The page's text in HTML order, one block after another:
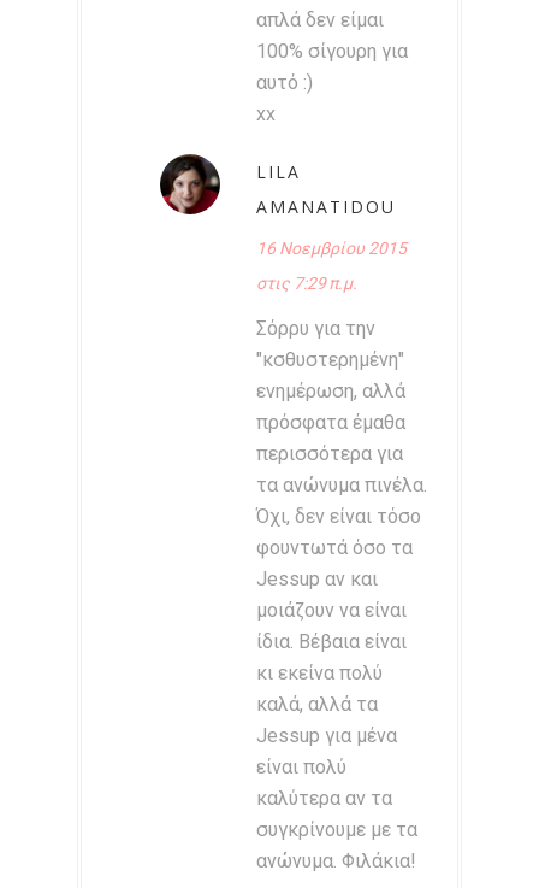
απλά δεν είμαι
100% σίγουρη για
αυτό :)
xx
LILA
AMANATIDOU
16 Νοεμβρίου 2015
στις 7:29 π.μ.
Σόρρυ για την
"κσθυστερημένη"
ενημέρωση, αλλά
πρόσφατα έμαθα
περισσότερα για
τα ανώνυμα πινέλα.
Όχι, δεν είναι τόσο
φουντωτά όσο τα
Jessup αν και
μοιάζουν να είναι
ίδια. Βέβαια είναι
κι εκείνα πολύ
καλά, αλλά τα
Jessup για μένα
είναι πολύ
καλύτερα αν τα
συγκρίνουμε με τα
ανώνυμα. Φιλάκια!